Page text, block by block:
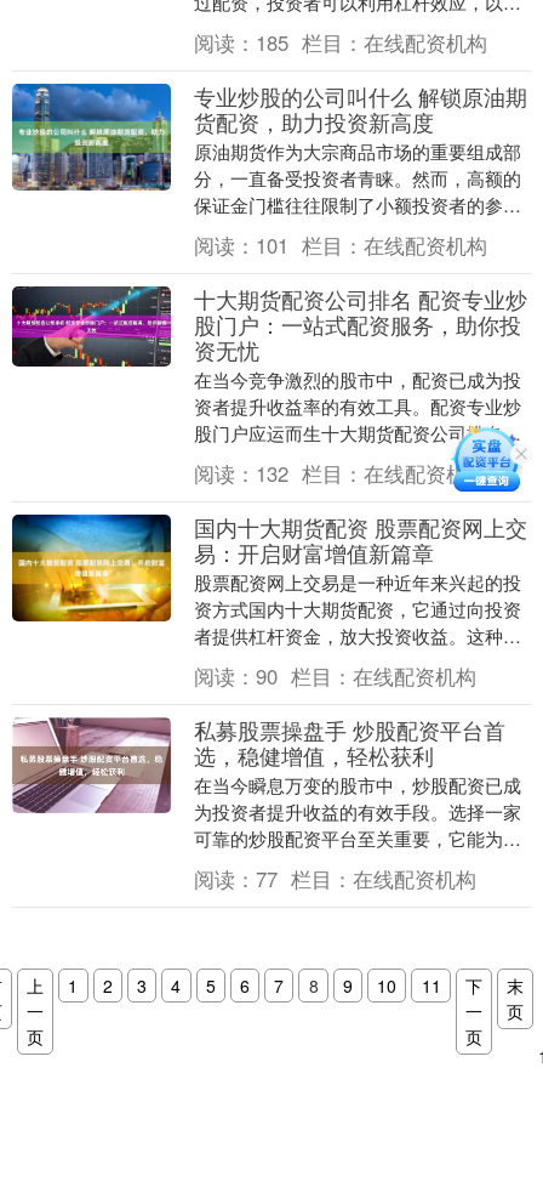
小的本金撬动更大的资金，从而提升投资
收益率。 2. ....
阅读： 185 栏目： 在线配资机构
专业炒股的公司叫什么 解锁原油期
货配资，助力投资新高度
原油期货作为大宗商品市场的重要组成部
分，一直备受投资者青睐。然而，高额的
保证金门槛往往限制了小额投资者的参
与。如今，原油期货配资的出现，为投资
者提供了撬动更大资....
阅读： 101 栏目： 在线配资机构
十大期货配资公司排名 配资专业炒
股门户：一站式配资服务，助你投
资无忧
在当今竞争激烈的股市中，配资已成为投
资者提升收益率的有效工具。配资专业炒
股门户应运而生十大期货配资公司排名，
为投资者提供一站式配资服务，助力其投
资无忧。 我们的....
阅读： 132 栏目： 在线配资机构
国内十大期货配资 股票配资网上交
易：开启财富增值新篇章
股票配资网上交易是一种近年来兴起的投
资方式国内十大期货配资，它通过向投资
者提供杠杆资金，放大投资收益。这种方
式为投资者提供了更高的收益潜力，但也
带来了更高的风险....
阅读： 90 栏目： 在线配资机构
私募股票操盘手 炒股配资平台首
选，稳健增值，轻松获利
在当今瞬息万变的股市中，炒股配资已成
为投资者提升收益的有效手段。选择一家
可靠的炒股配资平台至关重要，它能为您
的投资保驾护航，助您轻松获利。 1. 投资
者选择一家....
阅读： 77 栏目： 在线配资机构
上
一
页
1 2 3 4 5 6 7 8 9 10 11
下
一
页
末
页